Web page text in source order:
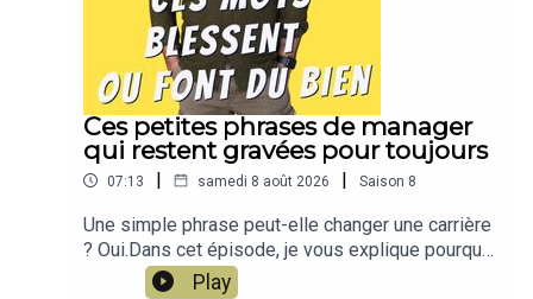
Ces petites phrases de manager
qui restent gravées pour toujours
07:13 | samedi 8 août 2026 | Saison 8
Une simple phrase peut-elle changer une carrière
? Oui.Dans cet épisode, je vous explique pourquoi
certaines remarques de managers restent
Play